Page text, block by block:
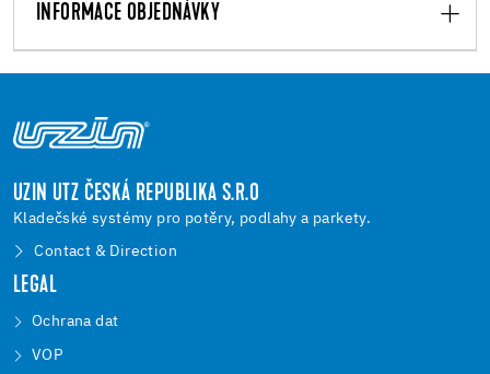
INFORMACE OBJEDNÁVKY
UZIN UTZ ČESKÁ REPUBLIKA S.R.O
Kladečské systémy pro potěry, podlahy a parkety.
Contact & Direction
LEGAL
Ochrana dat
VOP